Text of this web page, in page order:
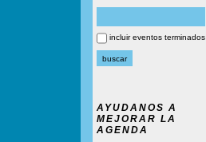
incluir eventos terminados
AYUDANOS A
MEJORAR LA
AGENDA